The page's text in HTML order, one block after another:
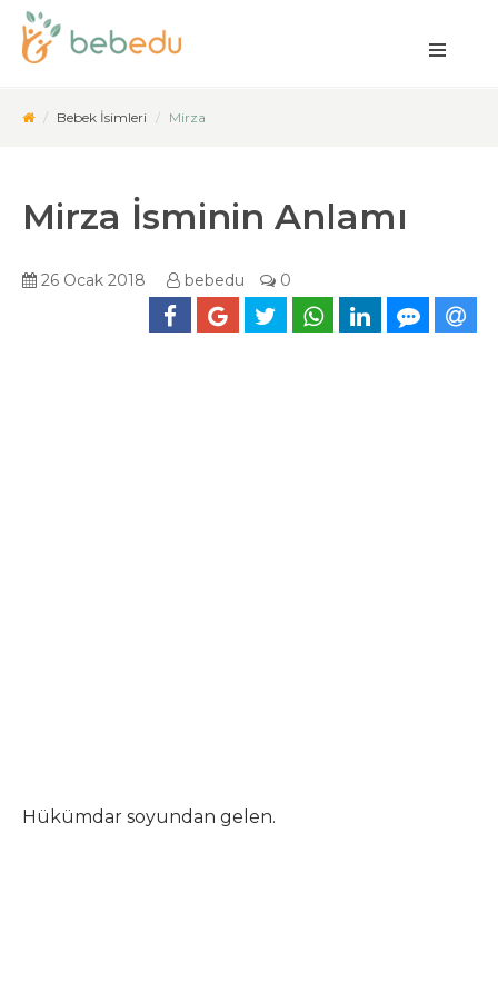
Bebek İsimleri Mirza
Mirza İsminin Anlamı
26 Ocak 2018 bebedu 0
Hükümdar soyundan gelen.